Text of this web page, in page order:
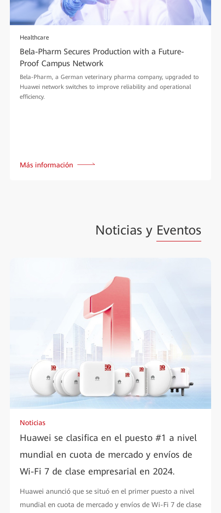
Healthcare
Bela-Pharm Secures Production with a Future-
Proof Campus Network
Bela-Pharm, a German veterinary pharma company, upgraded to
Huawei network switches to improve reliability and operational
efficiency.
Más información
Noticias y Eventos
Noticias
Huawei se clasifica en el puesto #1 a nivel
mundial en cuota de mercado y envíos de
Wi-Fi 7 de clase empresarial en 2024.
Huawei anunció que se situó en el primer puesto a nivel
mundial en cuota de mercado y envíos de Wi-Fi 7 de clase